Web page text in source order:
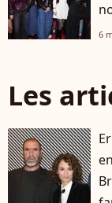
6
Les